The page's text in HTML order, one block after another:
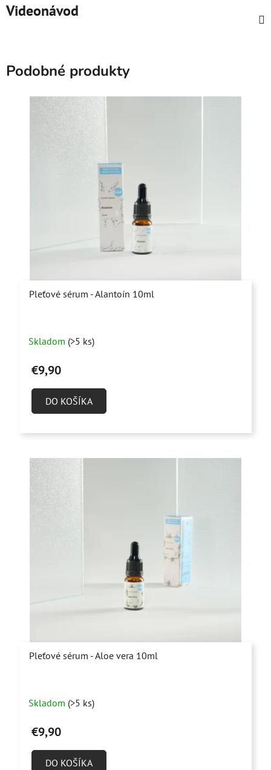
Videonávod
Podobné produkty
Pleťové sérum - Alantoín 10ml
hodnotenie
produktu
z
Skladom (>5 ks)
€9,90
DO KOŠÍKA
Pleťové sérum - Aloe vera 10ml
hodnotenie
produktu
Skladom (>5 ks)
€9,90
DO KOŠÍKA